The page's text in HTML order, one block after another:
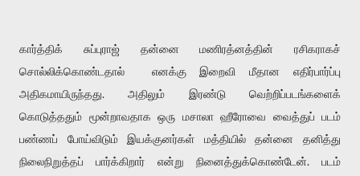
கார்த்திக் சுப்புராஜ் தன்னை மணிரத்னத்தின் ரசிகராகச்
சொல்லிக்கொண்டதால் எனக்கு இறைவி மீதான எதிர்பார்ப்பு
அதிகமாயிருந்தது. அதிலும் இரண்டு வெற்றிப்படங்களைக்
கொடுத்ததும் மூன்றாவதாக ஒரு மசாலா ஹீரோவை வைத்துப் படம்
பண்ணப் போய்விடும் இயக்குனர்கள் மத்தியில் தன்னை தனித்து
நிலைநிறுத்தப் பார்க்கிறார் என்று நினைத்துக்கொண்டேன். படம்